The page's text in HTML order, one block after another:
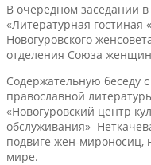
В очередном заседании
«Литературная
Новогуровского
отделения Союза
Содержательную беседу
православной
«Новогуровский центр
обслуживания»
подвиге жен-
мире.